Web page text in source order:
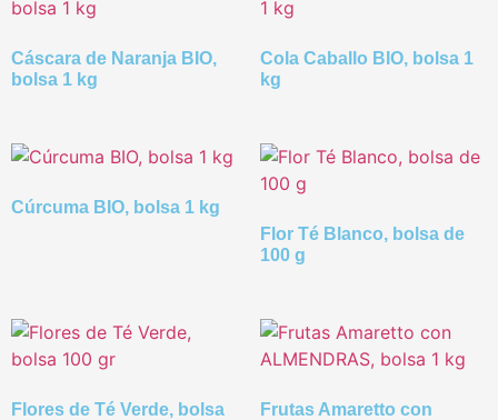
Cáscara de Naranja BIO,
bolsa 1 kg
Cola Caballo BIO, bolsa 1
kg
Cúrcuma BIO, bolsa 1 kg
Flor Té Blanco, bolsa de
100 g
Flores de Té Verde, bolsa
Frutas Amaretto con